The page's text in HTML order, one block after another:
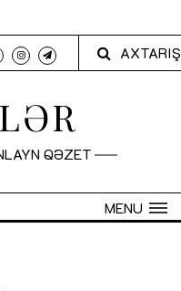
AXTARIŞ
QƏZET
MENU